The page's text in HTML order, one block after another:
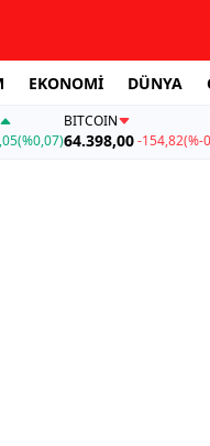
EKONOMİ DÜNYA
(%0,07)
BITCOIN
64.398,00-154,82(%-